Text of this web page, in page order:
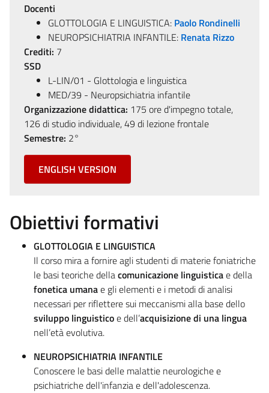
Docenti
GLOTTOLOGIA E LINGUISTICA: Paolo Rondinelli
NEUROPSICHIATRIA INFANTILE: Renata Rizzo
Crediti: 7
SSD
L-LIN/01 - Glottologia e linguistica
MED/39 - Neuropsichiatria infantile
Organizzazione didattica: 175 ore d'impegno totale,
126 di studio individuale, 49 di lezione frontale
Semestre: 2°
ENGLISH VERSION
Obiettivi formativi
GLOTTOLOGIA E LINGUISTICA
Il corso mira a fornire agli studenti di materie foniatriche
le basi teoriche dellacomunicazione linguisticae della
fonetica umanae gli elementi e i metodi di analisi
necessari per riflettere sui meccanismi alla base dello
sviluppo linguisticoe dell’acquisizione di una lingua
nell’età evolutiva.
NEUROPSICHIATRIA INFANTILE
Conoscere le basi delle malattie neurologiche e
psichiatriche dell'infanzia e dell'adolescenza.